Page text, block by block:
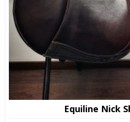
Equiline Nick